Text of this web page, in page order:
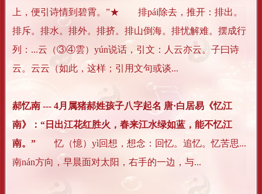
上，便引诗情到碧霄。”★ 排pái除去，推开：排出。
排斥。排水。排外。排挤。排山倒海。排忧解难。摆成行
列：...云（③④雲）yún说话，引文：人云亦云。子曰诗
云。云云（如此，这样；引用文句或谈...
郝忆南 --- 4月属猪郝姓孩子八字起名 唐·白居易《忆江
南》：“日出江花红胜火，春来江水绿如蓝，能不忆江
南。” 忆（憶）yì回想，想念：回忆。追忆。忆苦思...
南nán方向，早晨面对太阳，右手的一边，与...